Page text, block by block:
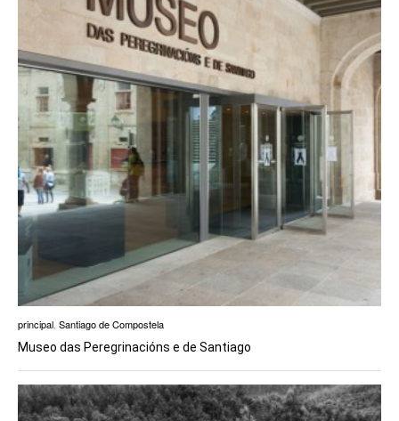
principal, Santiago de Compostela
Museo das Peregrinacións e de Santiago